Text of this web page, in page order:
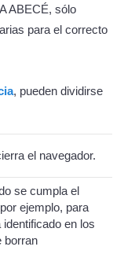
ABECÉ, sólo
para el correcto
, pueden dividirse
el navegador.
se cumpla el
ejemplo, para
en los
borran